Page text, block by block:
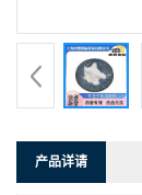
产品详请